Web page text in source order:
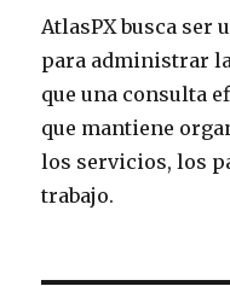
AtlasPX busca ser
para administrar
que una consulta
que mantiene
los servicios, los
trabajo.